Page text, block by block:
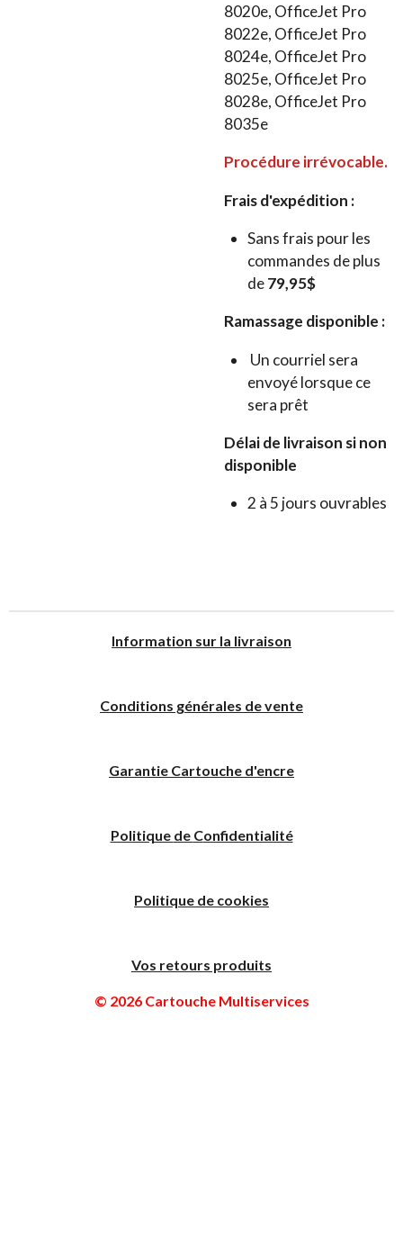
8020e, OfficeJet Pro
8022e, OfficeJet Pro
8024e, OfficeJet Pro
8025e, OfficeJet Pro
8028e, OfficeJet Pro
8035e
Procédure irrévocable.
Frais d'expédition :
Sans frais pour les
commandes de plus
de79,95$
Ramassage disponible :
Un courriel sera
envoyé lorsque ce
sera prêt
Délai de livraison si non
disponible
2 à 5 jours ouvrables
Information sur la livraison
Conditions générales de vente
Garantie Cartouche d'encre
Politique de Confidentialité
Politique de cookies
Vos retours produits
© 2026 Cartouche Multiservices